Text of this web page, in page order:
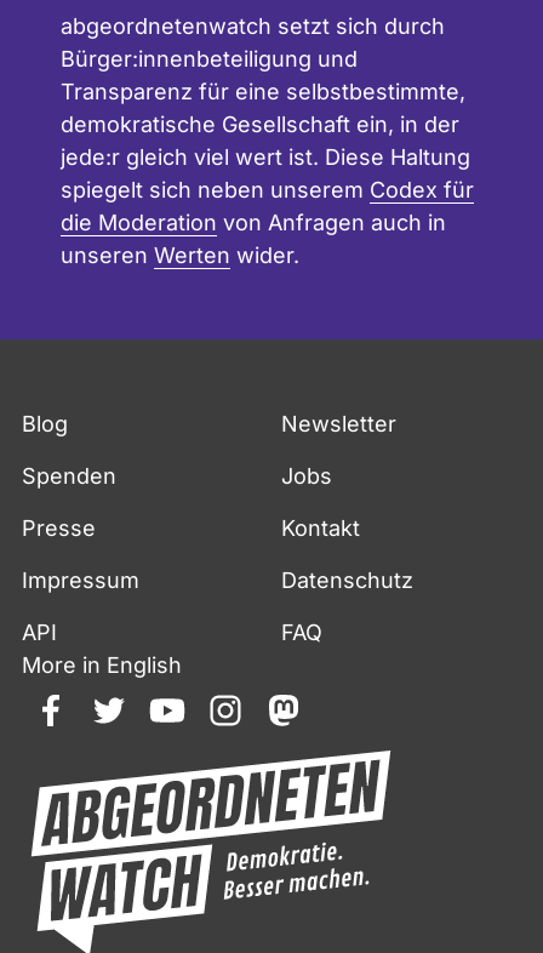
abgeordnetenwatch setzt sich durch
Bürger:innenbeteiligung und
Transparenz für eine selbstbestimmte,
demokratische Gesellschaft ein, in der
jede:r gleich viel wert ist. Diese Haltung
spiegelt sich neben unserem Codex für
die Moderation von Anfragen auch in
unseren Werten wider.
Fußzeile
Blog Newsletter
Spenden Jobs
Presse Kontakt
Impressum Datenschutz
API
FAQ
More in English
facebooktwitteryoutubeinstagrammastodon